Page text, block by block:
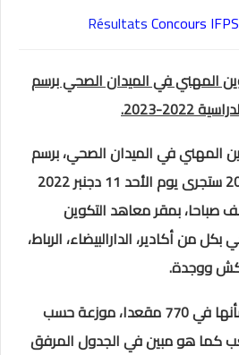
RésultatsConcours
المهني في الميدان الصحي برسم
2022-2023.
المهني في الميدان الصحي، برسم
السنة الدراسية 2022-2023 ستجرى يوم الأحد 11 دجنبر 2022
صباحا، بمقر معاهد التكوين
من أكادير، الدارالبيضاء، الرباط،
ووجدة.
تحدد المقاعد المتبارى بشأنها في 770 مقعدا، موزعة حسب
كما هو مبين في الجدول المرفق